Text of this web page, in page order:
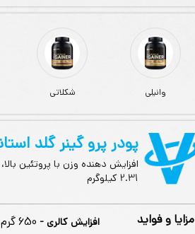
وانیلی شکلاتی
پودر پرو گینر گلد
افزایش دهنده وزن با پروتئین
2.31 کیلوگرم
مزایا و فواید افزایش کالری - 650 گرم کالری در هر وعده برای کمک به افزایش کالری دریافتی